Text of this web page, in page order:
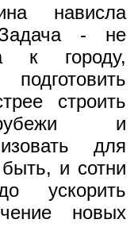
нависла
- не
к городу,
строить
рубежи и
для
и сотни
ускорить
новых